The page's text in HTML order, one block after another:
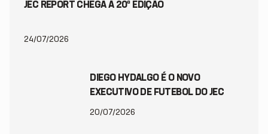
JEC REPORT CHEGA À 20ª EDIÇÃO
24/07/2026
DIEGO HYDALGO É O NOVO
EXECUTIVO DE FUTEBOL DO JEC
20/07/2026